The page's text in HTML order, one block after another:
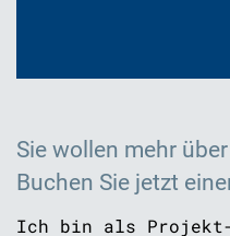
Sie wollen mehr
Buchen Sie jetzt
Ich bin als Projekt-